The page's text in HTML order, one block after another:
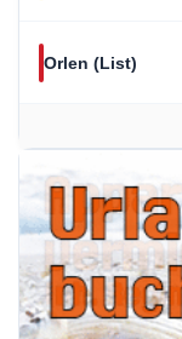
Orlen (List)